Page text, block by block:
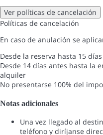
Ver políticas de cancelación
Políticas de cancelación
En caso de anulación se
Desde la reserva hasta 15
Desde 14 días antes hasta la
alquiler
No presentarse 100% del
Notas adicionales
Una vez llegado al
teléfono y diríjanse